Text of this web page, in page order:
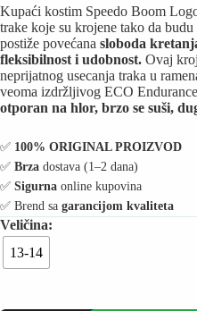
Kupaći kostim Speedo Boom
trake koje su krojene tako da
postiže povećana sloboda
fleksibilnost i udobnost. Ovaj
neprijatnog usecanja traka u
veoma izdržljivog ECO
otporan na hlor, brzo se suši,
✅️ 100% ORIGINAL PROIZVOD
✅️ Brza dostava (1–2 dana)
✅️ Sigurna online kupovina
✅️ Brend sa garancijom kvaliteta
13-14